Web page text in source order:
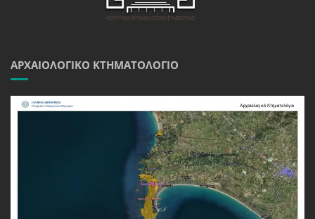
ΑΡΧΑΙΟΛΟΓΙΚΌ ΚΤΗΜΑΤΟΛΌΓΙΟ